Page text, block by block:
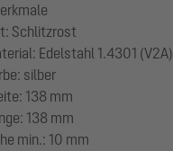
Schlitzrost
Edelstahl 1.4301 (V2A)
silber
138 mm
138 mm
min.: 10 mm